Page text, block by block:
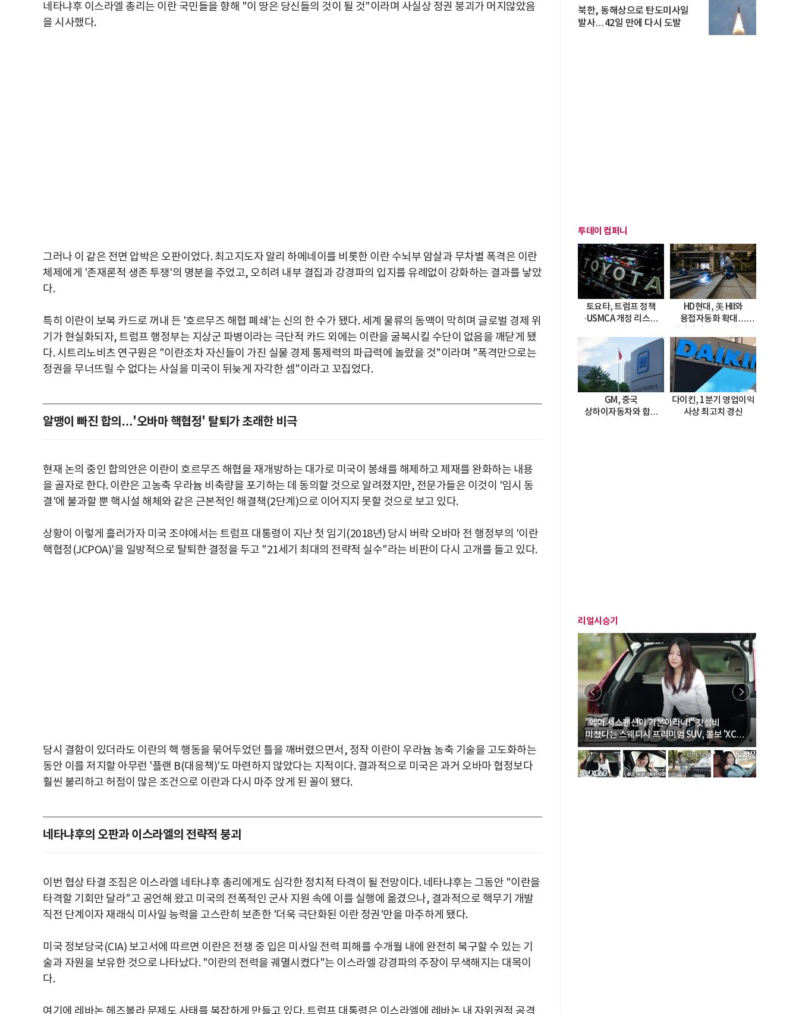
네타냐후 이스라엘 총리는 이란 국민들을 향해 "이 땅은 당신들의 것이 될 것"이라며 사실상 정권 붕괴가 머지않았음
을 시사했다.
그러나 이 같은 전면 압박은 오판이었다. 최고지도자 알리 하메네이를 비롯한 이란 수뇌부 암살과 무차별 폭격은 이란
체제에게 '존재론적 생존 투쟁'의 명분을 주었고, 오히려 내부 결집과 강경파의 입지를 유례없이 강화하는 결과를 낳았
다.
특히 이란이 보복 카드로 꺼내 든 '호르무즈 해협 폐쇄'는 신의 한 수가 됐다. 세계 물류의 동맥이 막히며 글로벌 경제 위
기가 현실화되자, 트럼프 행정부는 지상군 파병이라는 극단적 카드 외에는 이란을 굴복시킬 수단이 없음을 깨닫게 됐
다. 시트리노비츠 연구원은 "이란조차 자신들이 가진 실물 경제 통제력의 파급력에 놀랐을 것"이라며 "폭격만으로는
정권을 무너뜨릴 수 없다는 사실을 미국이 뒤늦게 자각한 셈"이라고 꼬집었다.
알맹이 빠진 합의…'오바마 핵협정' 탈퇴가 초래한 비극
현재 논의 중인 합의안은 이란이 호르무즈 해협을 재개방하는 대가로 미국이 봉쇄를 해제하고 제재를 완화하는 내용
을 골자로 한다. 이란은 고농축 우라늄 비축량을 포기하는 데 동의할 것으로 알려졌지만, 전문가들은 이것이 '임시 동
결'에 불과할 뿐 핵시설 해체와 같은 근본적인 해결책(2단계)으로 이어지지 못할 것으로 보고 있다.
상황이 이렇게 흘러가자 미국 조야에서는 트럼프 대통령이 지난 첫 임기(2018년) 당시 버락 오바마 전 행정부의 '이란
핵협정(JCPOA)'을 일방적으로 탈퇴한 결정을 두고 "21세기 최대의 전략적 실수"라는 비판이 다시 고개를 들고 있다.
당시 결함이 있더라도 이란의 핵 행동을 묶어두었던 틀을 깨버렸으면서, 정작 이란이 우라늄 농축 기술을 고도화하는
동안 이를 저지할 아무런 '플랜 B(대응책)'도 마련하지 않았다는 지적이다. 결과적으로 미국은 과거 오바마 협정보다
훨씬 불리하고 허점이 많은 조건으로 이란과 다시 마주 앉게 된 꼴이 됐다.
네타냐후의 오판과 이스라엘의 전략적 붕괴
이번 협상 타결 조짐은 이스라엘 네타냐후 총리에게도 심각한 정치적 타격이 될 전망이다. 네타냐후는 그동안 "이란을
타격할 기회만 달라"고 공언해 왔고 미국의 전폭적인 군사 지원 속에 이를 실행에 옮겼으나, 결과적으로 핵무기 개발
직전 단계이자 재래식 미사일 능력을 고스란히 보존한 '더욱 극단화된 이란 정권'만을 마주하게 됐다.
미국 정보당국(CIA) 보고서에 따르면 이란은 전쟁 중 입은 미사일 전력 피해를 수개월 내에 완전히 복구할 수 있는 기
술과 자원을 보유한 것으로 나타났다. "이란의 전력을 궤멸시켰다"는 이스라엘 강경파의 주장이 무색해지는 대목이
다.
여기에 레바논 헤즈볼라 문제도 사태를 복잡하게 만들고 있다. 트럼프 대통령은 이스라엘에 레바논 내 자위권적 공격
북한, 동해상으로 탄도미사일
발사…42일 만에 다시 도발
투데이 컴퍼니
토요타, 트럼프 정책
·USMCA 개정 리스크
HD현대, 美 HII와
용접자동화 확대…
도입
GM, 중국
상하이자동차와 합작
다이킨, 1분기 영업이익
사상 최고치 경신
리얼시승기
"에어 서스펜션이 기본이라니!" 갓성비
미쳤다는 스웨디시 프리미엄 SUV, 볼보 'XC60
B5 울트라'